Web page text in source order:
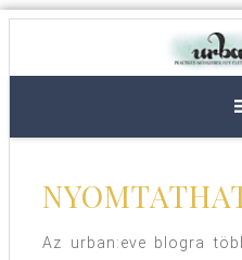
Az urban:eve blogra